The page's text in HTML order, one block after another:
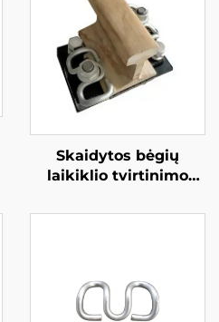
Skaidytos bėgių
laikiklio tvirtinimo